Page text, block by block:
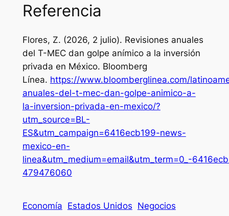
Referencia
Flores, Z. (2026, 2 julio). Revisiones anuales
del T-MEC dan golpe anímico a la inversión
privada en México. Bloomberg
Línea. https://www.bloomberglinea.com/
anuales-del-t-mec-dan-golpe-animico-a-
la-inversion-privada-en-mexico/?
utm_source=BL-
ES&utm_campaign=6416ecb199-news-
mexico-en-
linea&utm_medium=email&utm_term=0_-
479476060
Economía Estados Unidos Negocios